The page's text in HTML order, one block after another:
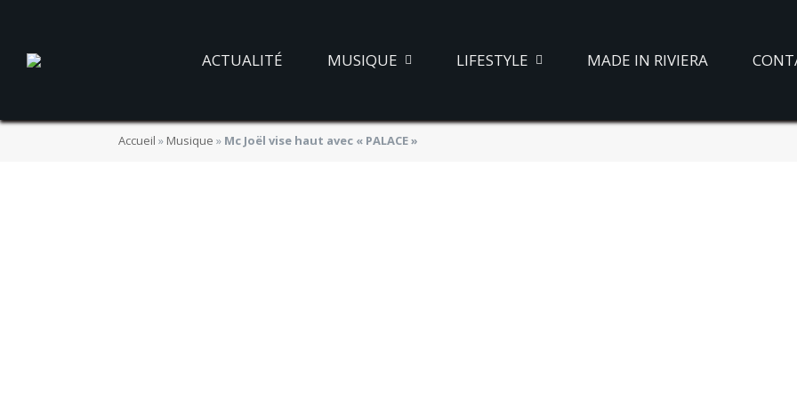
ACTUALITÉ MUSIQUE LIFESTYLE MADE IN RIVIERA
Accueil » Musique » Mc Joël vise haut avec « PALACE »